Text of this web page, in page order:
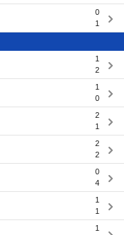
0
1
1
2
1
0
2
1
2
2
0
4
1
1
1